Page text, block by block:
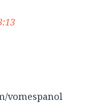
vomespanol